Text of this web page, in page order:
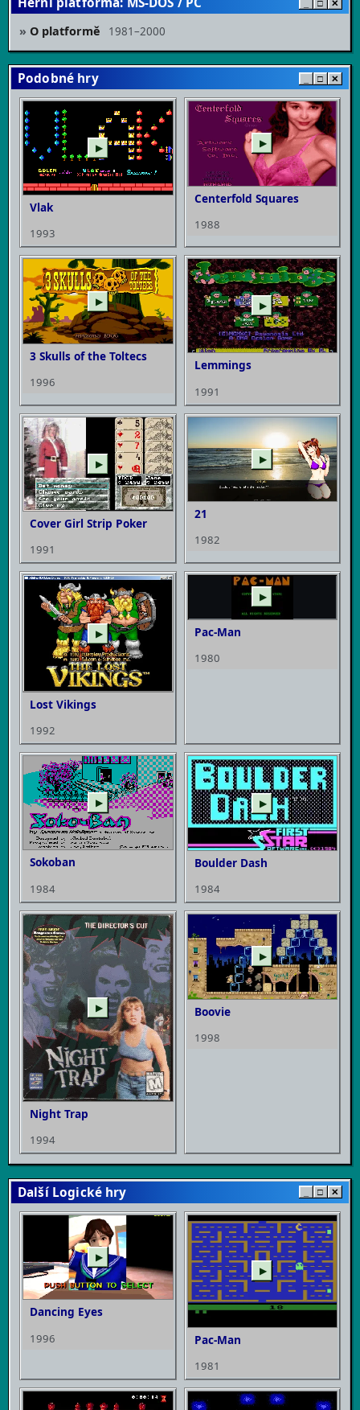
□ ✕
O platformě 1981–2000
Podobné hry □ ✕
▶
Vlak
1993
▶
Centerfold Squares
1988
▶
3 Skulls of the Toltecs
1996
▶
Lemmings
1991
▶
Cover Girl Strip Poker
1991
▶
21
1982
▶
Lost Vikings
1992
▶
Pac-Man
1980
▶
Sokoban
1984
▶
Boulder Dash
1984
▶
Night Trap
1994
▶
Boovie
1998
Další Logické hry □ ✕
▶
Dancing Eyes
1996
▶
Pac-Man
1981